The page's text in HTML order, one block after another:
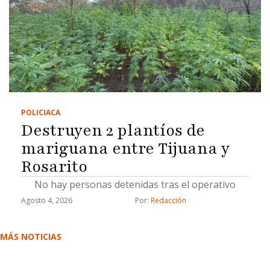
POLICIACA
Destruyen 2 plantíos de
mariguana entre Tijuana y
Rosarito
No hay personas detenidas tras el operativo
Agosto 4, 2026 Por: Redacción
MÁS NOTICIAS